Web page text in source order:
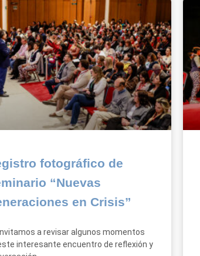
fotográfico de
“Nuevas
en Crisis”
a revisar algunos momentos
interesante encuentro de reflexión y